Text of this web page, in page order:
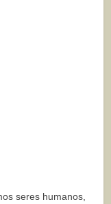
seres humanos,